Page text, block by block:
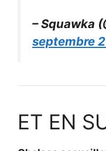
– Squawka
septembre
ET EN